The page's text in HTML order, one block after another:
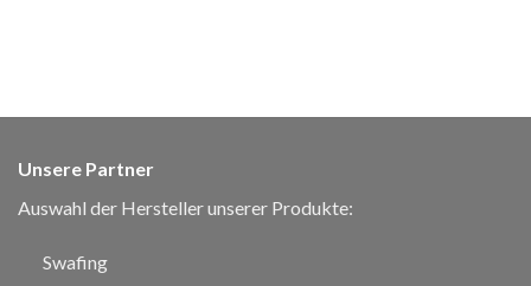
Unsere Partner
Auswahl der Hersteller unserer Produkte:
Swafing